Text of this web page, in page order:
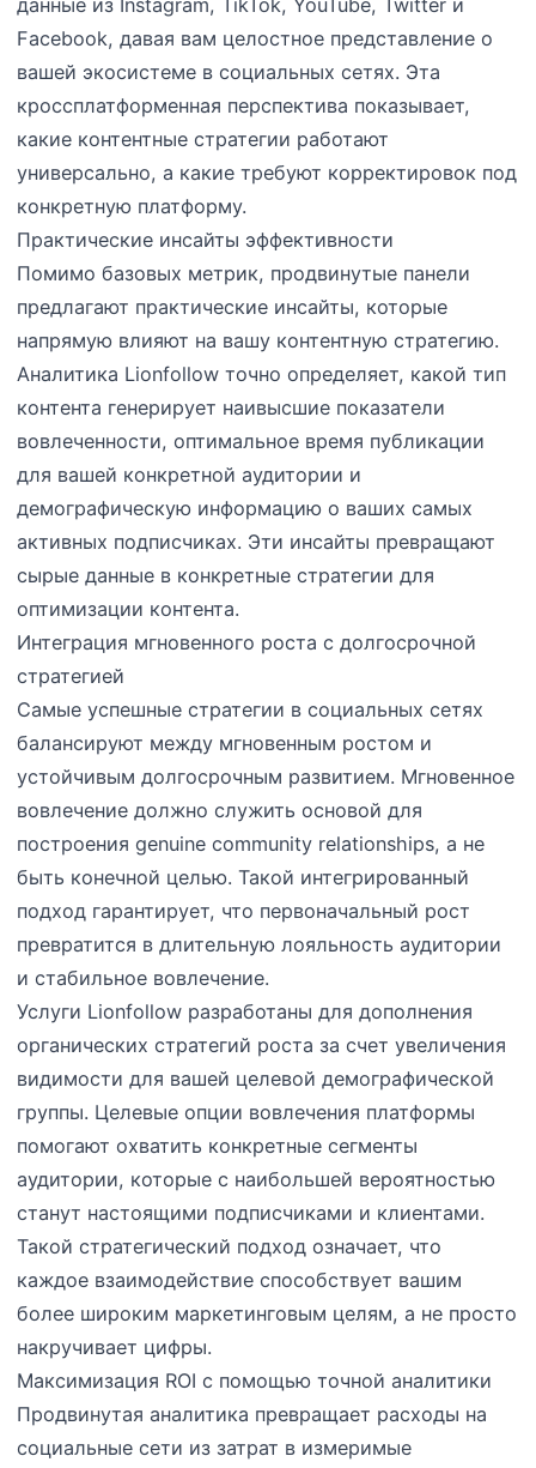
данные из Instagram, TikTok, YouTube, Twitter и
Facebook, давая вам целостное представление о
вашей экосистеме в социальных сетях. Эта
кроссплатформенная перспектива показывает,
какие контентные стратегии работают
универсально, а какие требуют корректировок под
конкретную платформу.
Практические инсайты эффективности
Помимо базовых метрик, продвинутые панели
предлагают практические инсайты, которые
напрямую влияют на вашу контентную стратегию.
Аналитика Lionfollow точно определяет, какой тип
контента генерирует наивысшие показатели
вовлеченности, оптимальное время публикации
для вашей конкретной аудитории и
демографическую информацию о ваших самых
активных подписчиках. Эти инсайты превращают
сырые данные в конкретные стратегии для
оптимизации контента.
Интеграция мгновенного роста с долгосрочной
стратегией
Самые успешные стратегии в социальных сетях
балансируют между мгновенным ростом и
устойчивым долгосрочным развитием. Мгновенное
вовлечение должно служить основой для
построения genuine community relationships, а не
быть конечной целью. Такой интегрированный
подход гарантирует, что первоначальный рост
превратится в длительную лояльность аудитории
и стабильное вовлечение.
Услуги Lionfollow разработаны для дополнения
органических стратегий роста за счет увеличения
видимости для вашей целевой демографической
группы. Целевые опции вовлечения платформы
помогают охватить конкретные сегменты
аудитории, которые с наибольшей вероятностью
станут настоящими подписчиками и клиентами.
Такой стратегический подход означает, что
каждое взаимодействие способствует вашим
более широким маркетинговым целям, а не просто
накручивает цифры.
Максимизация ROI с помощью точной аналитики
Продвинутая аналитика превращает расходы на
социальные сети из затрат в измеримые